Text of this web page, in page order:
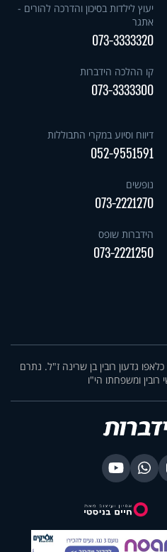
יעוץ לילדות בסיכון והדרכה להורים -
אתגר
073-3333320
קו ההלכה הידברות
073-3333300
דיווח וסיוע במקרי התבוללות
052-9551591
נופשים
073-2221270
הידברות שופס
073-2221250
גדעון רובין בן שרינה ז"ל. נתרם
רובין ומשפחתו הי"ו